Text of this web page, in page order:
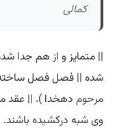
کمالی
|| متمایز و از هم جدا
شده || فصل فصل
مرحوم دهخدا ). || عقد
وی شبه درکشیده باشند.